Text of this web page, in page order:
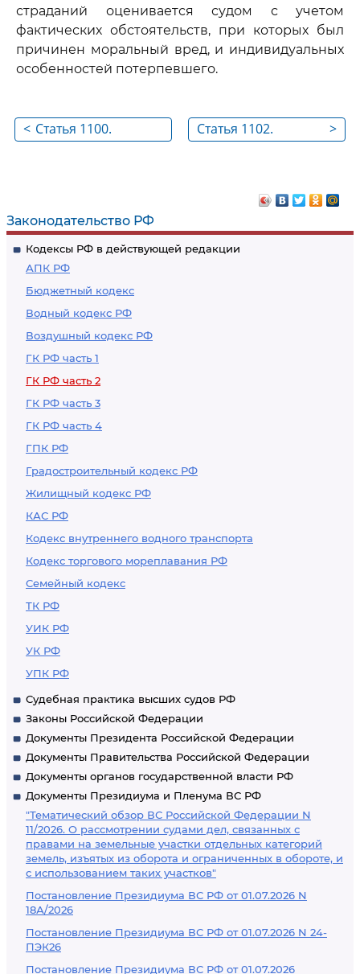
Законодательство РФ
Кодексы РФ в действующей редакции
АПК РФ
Бюджетный кодекс
Водный кодекс РФ
Воздушный кодекс РФ
ГК РФ часть 1
ГК РФ часть 2
ГК РФ часть 3
ГК РФ часть 4
ГПК РФ
Градостроительный кодекс РФ
Жилищный кодекс РФ
КАС РФ
Кодекс внутреннего водного транспорта
Кодекс торгового мореплавания РФ
Семейный кодекс
ТК РФ
УИК РФ
УК РФ
УПК РФ
Судебная практика высших судов РФ
Законы Российской Федерации
Документы Президента Российской Федерации
Документы Правительства Российской Федерации
Документы органов государственной власти РФ
Документы Президиума и Пленума ВС РФ
"Тематический обзор ВС Российской Федерации N
11/2026. О рассмотрении судами дел, связанных с
правами на земельные участки отдельных категорий
земель, изъятых из оборота и ограниченных в обороте, и
с использованием таких участков"
Постановление Президиума ВС РФ от 01.07.2026 N
18А/2026
Постановление Президиума ВС РФ от 01.07.2026 N 24-
ПЭК26
Постановление Президиума ВС РФ от 01.07.2026
страданий оценивается судом с учетом
фактических обстоятельств, при которых был
причинен моральный вред, и индивидуальных
особенностей потерпевшего.
< Статья 1100.
>
Статья 1102.
неосновательное
обогащение